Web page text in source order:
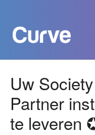
Uw
Partner
te leveren